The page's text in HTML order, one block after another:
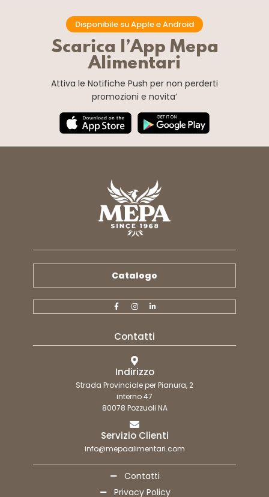
Disponibile su Apple e Android
Scarica l’App Mepa
Alimentari
Attiva le Notifiche Push per non perderti
promozioni e novita’
Catalogo
Contatti
Indirizzo
Strada Provinciale per Pianura, 2
interno 47
80078 Pozzuoli NA
Servizio Clienti
info@mepaalimentari.com
Contatti
Privacy Policy